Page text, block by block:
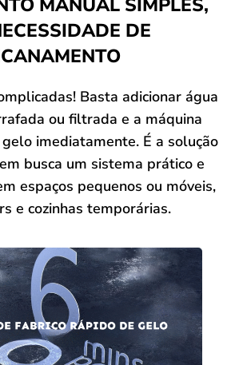
MANUAL SIMPLES,
DE
Basta adicionar água
ou filtrada e a máquina
imediatamente. É a solução
busca um sistema prático e
espaços pequenos ou móveis,
e cozinhas temporárias.